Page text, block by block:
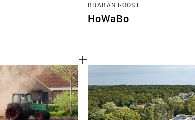
BRABANT-OOST
HoWaBo